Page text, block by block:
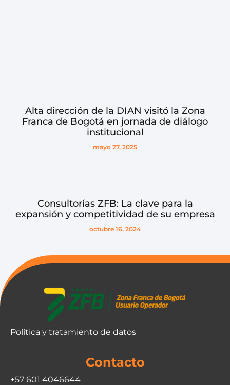
Alta dirección de la DIAN visitó la Zona
Franca de Bogotá en jornada de diálogo
institucional
mayo 27, 2025
Consultorías ZFB: La clave para la
expansión y competitividad de su empresa
octubre 16, 2024
Política y tratamiento de datos
Contacto
+57 601 4046644